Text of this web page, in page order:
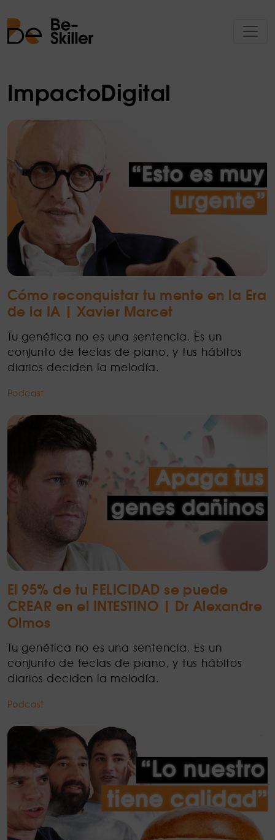
ImpactoDigital
Cómo reconquistar tu mente en la Era
de la IA | Xavier Marcet
Tu genética no es una sentencia. Es un
conjunto de teclas de piano, y tus hábitos
diarios deciden la melodía.
Podcast
El 95% de tu FELICIDAD se puede
CREAR en el INTESTINO | Dr Alexandre
Olmos
Tu genética no es una sentencia. Es un
conjunto de teclas de piano, y tus hábitos
diarios deciden la melodía.
Podcast